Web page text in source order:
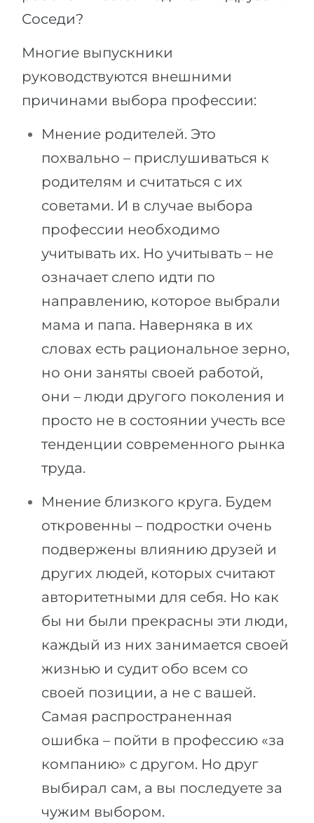
Соседи?
Многие выпускники
руководствуются внешними
причинами выбора профессии:
Мнение родителей. Это
похвально – прислушиваться к
родителям и считаться с их
советами. И в случае выбора
профессии необходимо
учитывать их. Но учитывать – не
означает слепо идти по
направлению, которое выбрали
мама и папа. Наверняка в их
словах есть рациональное зерно,
но они заняты своей работой,
они – люди другого поколения и
просто не в состоянии учесть все
тенденции современного рынка
труда.
Мнение близкого круга. Будем
откровенны – подростки очень
подвержены влиянию друзей и
других людей, которых считают
авторитетными для себя. Но как
бы ни были прекрасны эти люди,
каждый из них занимается своей
жизнью и судит обо всем со
своей позиции, а не с вашей.
Самая распространенная
ошибка – пойти в профессию «за
компанию» с другом. Но друг
выбирал сам, а вы последуете за
чужим выбором.